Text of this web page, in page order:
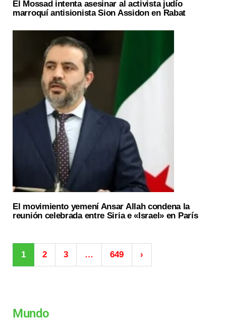
El Mossad intenta asesinar al activista judío
marroquí antisionista Sion Assidon en Rabat
El movimiento yemení Ansar Allah condena la
reunión celebrada entre Siria e «Israel» en París
1 2 3 … 649 ›
Mundo